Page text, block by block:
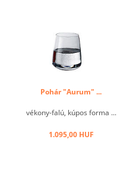
Pohár "Aurum" ...
vékony-falú, kúpos forma ...
1.095,00 HUF